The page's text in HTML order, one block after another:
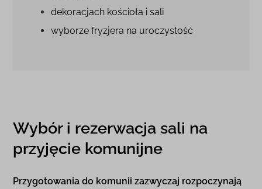
dekoracjach kościoła i sali
wyborze fryzjera na uroczystość
Wybór i rezerwacja sali na
przyjęcie komunijne
Przygotowania do komunii zazwyczaj rozpoczynają